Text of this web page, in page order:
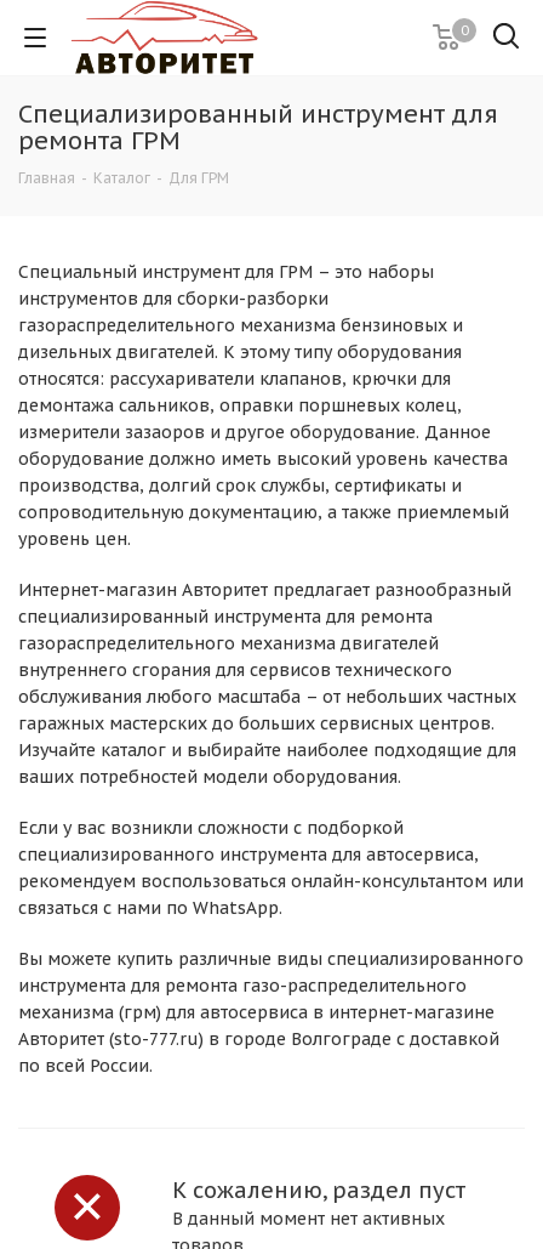
0
Специализированный инструмент для
ремонта ГРМ
Главная - Каталог - Для ГРМ
Специальный инструмент для ГРМ – это наборы
инструментов для сборки-разборки
газораспределительного механизма бензиновых и
дизельных двигателей. К этому типу оборудования
относятся: рассухариватели клапанов, крючки для
демонтажа сальников, оправки поршневых колец,
измерители зазаоров и другое оборудование. Данное
оборудование должно иметь высокий уровень качества
производства, долгий срок службы, сертификаты и
сопроводительную документацию, а также приемлемый
уровень цен.
Интернет-магазин Авторитет предлагает разнообразный
специализированный инструмента для ремонта
газораспределительного механизма двигателей
внутреннего сгорания для сервисов технического
обслуживания любого масштаба – от небольших частных
гаражных мастерских до больших сервисных центров.
Изучайте каталог и выбирайте наиболее подходящие для
ваших потребностей модели оборудования.
Если у вас возникли сложности с подборкой
специализированного инструмента для автосервиса,
рекомендуем воспользоваться онлайн-консультантом или
связаться с нами по WhatsApp.
Вы можете купить различные виды специализированного
инструмента для ремонта газо-распределительного
механизма (грм) для автосервиса в интернет-магазине
Авторитет (sto-777.ru) в городе Волгограде с доставкой
по всей России.
К сожалению, раздел пуст
В данный момент нет активных